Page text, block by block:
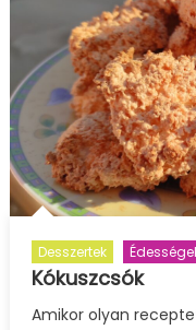
Desszertek
Kókuszcsók
Amikor olyan